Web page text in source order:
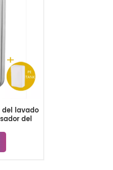
del lavado
del
la pared